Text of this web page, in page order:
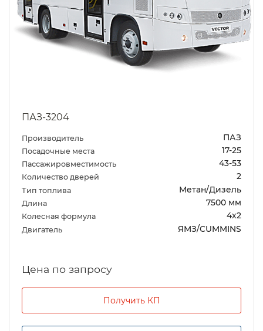
ПАЗ-3204
Производитель ПАЗ
Посадочные места 17-25
Пассажировместимость 43-53
Количество дверей 2
Тип топлива Метан/Дизель
Длина 7500 мм
Колесная формула 4х2
Двигатель ЯМЗ/CUMMINS
Цена по запросу
Получить КП